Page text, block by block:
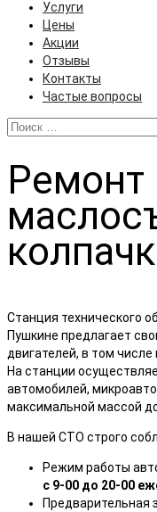
Услуги
Цены
Акции
Отзывы
Контакты
Частые вопросы
Ремонт
Станция технического
Пушкине предлагает
двигателей, в том
На станции
автомобилей,
максимальной массой
В нашей СТО строго
Режим работы
с 9-00 до 20-00
Предварительная